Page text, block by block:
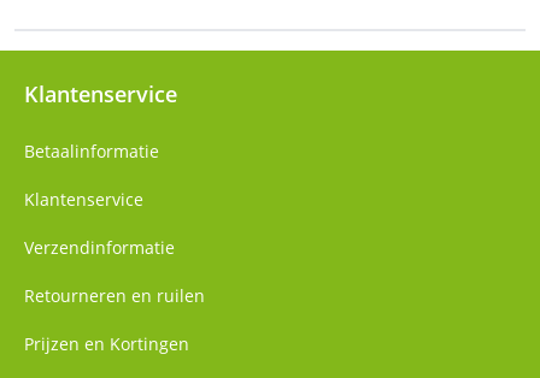
Klantenservice
Betaalinformatie
Klantenservice
Verzendinformatie
Retourneren en ruilen
Prijzen en Kortingen